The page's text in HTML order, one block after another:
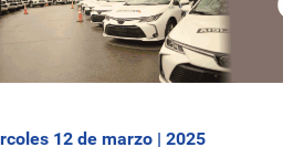
12 de marzo | 2025